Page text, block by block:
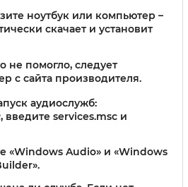
ноутбук или компьютер –
скачает и установит
не помогло, следует
с сайта производителя.
аудиослужб:
введите services.msc и
«Windows Audio» и «Windows